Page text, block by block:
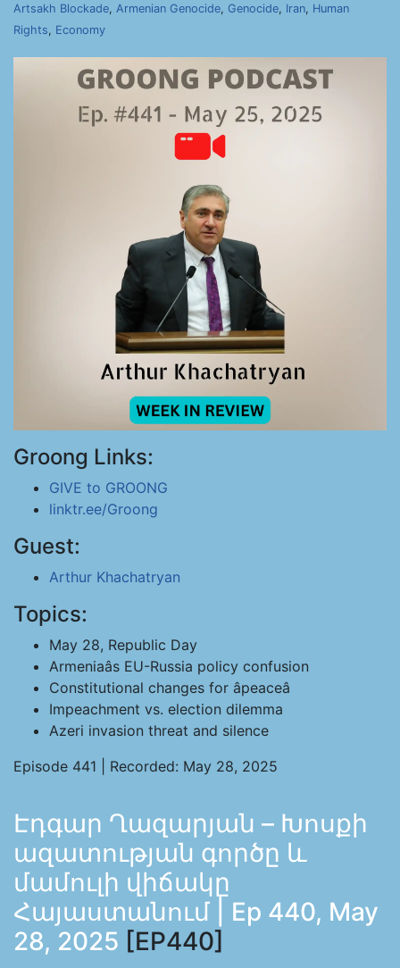
Artsakh Blockade, Armenian Genocide, Genocide, Iran, Human
Rights, Economy
Groong Links:
GIVE to GROONG
linktr.ee/Groong
Guest:
Arthur Khachatryan
Topics:
May 28, Republic Day
Armeniaâs EU-Russia policy confusion
Constitutional changes for âpeaceâ
Impeachment vs. election dilemma
Azeri invasion threat and silence
Episode 441 | Recorded: May 28, 2025
Էդգար Ղազարյան – Խոսքի
ազատության գործը և
մամուլի վիճակը
Հայաստանում | Ep 440, May
28, 2025 [EP440]